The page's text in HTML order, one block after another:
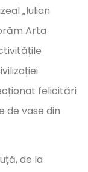
„Iulian
Arta
felicitări
de vase din
de la